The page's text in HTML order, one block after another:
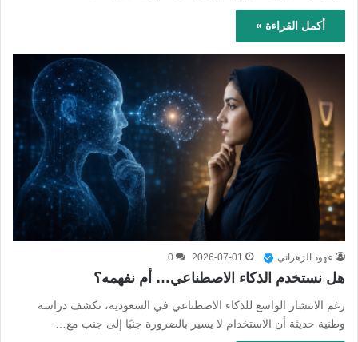
أكمل القراءة »
عهود الزهراني 2026-07-01
0
هل نستخدم الذكاء الاصطناعي… أم نفهمه؟
رغم الانتشار الواسع للذكاء الاصطناعي في السعودية، تكشف دراسة
وطنية حديثة أن الاستخدام لا يسير بالضرورة جنبًا إلى جنب مع…